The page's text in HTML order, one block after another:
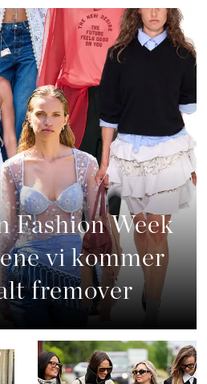
Fashion Week
vi kommer
fremover